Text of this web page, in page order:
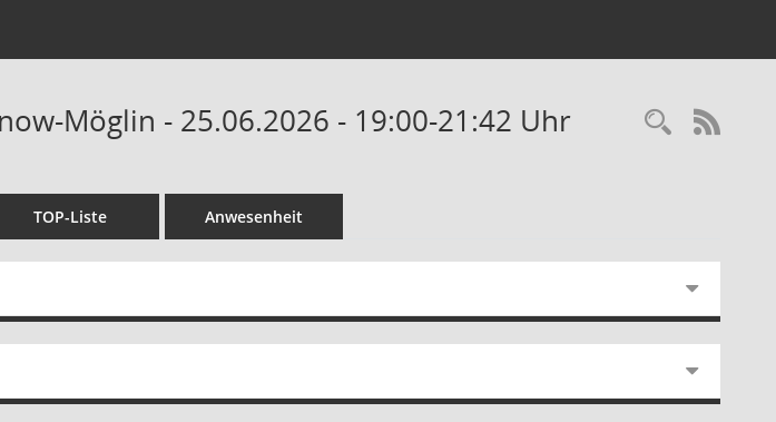
Möglin - 25.06.2026 - 19:00-21:42 Uhr
TOP-Liste Anwesenheit